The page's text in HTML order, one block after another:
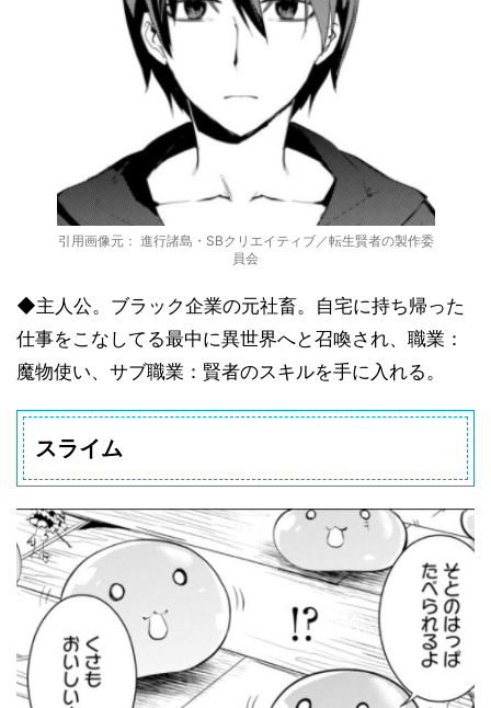
引用画像元： 進行諸島・SBクリエイティブ／転生賢者の製作委
員会
◆主人公。ブラック企業の元社畜。自宅に持ち帰った
仕事をこなしてる最中に異世界へと召喚され、職業：
魔物使い、サブ職業：賢者のスキルを手に入れる。
スライム